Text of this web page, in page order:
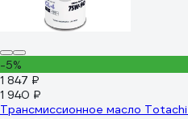
-5%
1 847 ₽
1 940 ₽
Трансмиссионное масло